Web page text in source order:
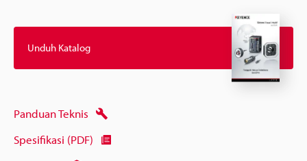
Unduh Katalog
Panduan Teknis
Spesifikasi (PDF)